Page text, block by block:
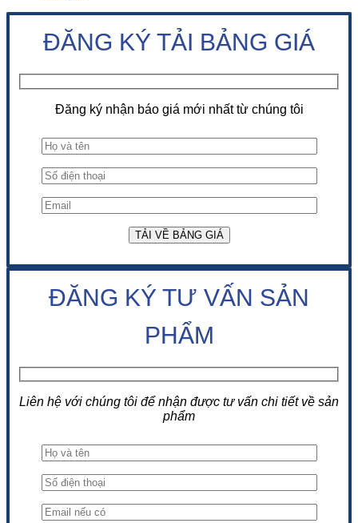
ĐĂNG KÝ TẢI BẢNG GIÁ
Đăng ký nhận báo giá mới nhất từ chúng tôi
ĐĂNG KÝ TƯ VẤN SẢN
PHẨM
Liên hệ với chúng tôi để nhận được tư vấn chi tiết về sản
phẩm